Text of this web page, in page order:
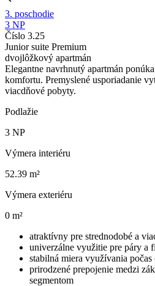
3. poschodie
3 NP
Číslo 3.25
Junior suite Premium
dvojlôžkový apartmán
Elegantne navrhnutý apartmán
komfortu. Premyslené usporiadanie
viacdňové pobyty.
Podlažie
3 NP
Výmera interiéru
52.39 m²
Výmera exteriéru
0 m²
atraktívny pre strednodobé a
univerzálne využitie pre páry a
stabilná miera využívania počas
prirodzené prepojenie medzi
segmentom